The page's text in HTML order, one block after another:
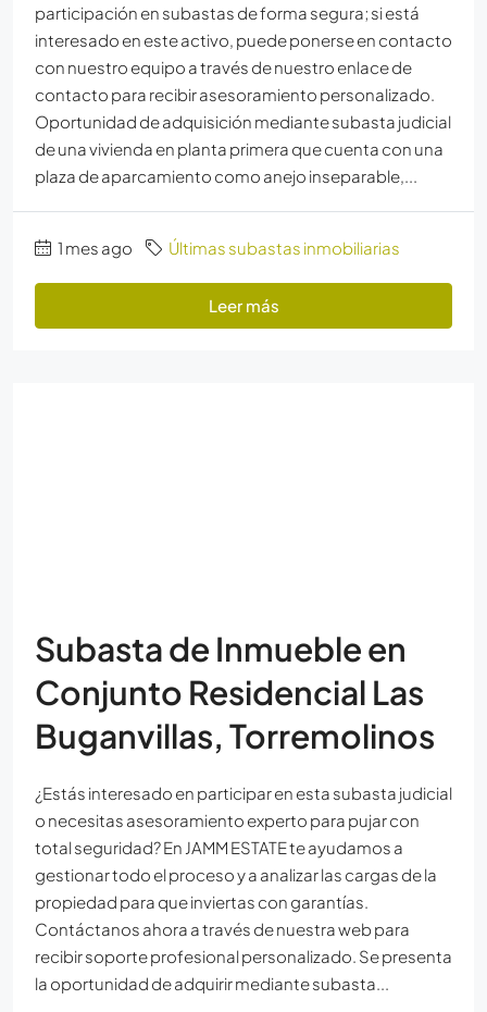
participación en subastas de forma segura; si está
interesado en este activo, puede ponerse en contacto
con nuestro equipo a través de nuestro enlace de
contacto para recibir asesoramiento personalizado.
Oportunidad de adquisición mediante subasta judicial
de una vivienda en planta primera que cuenta con una
plaza de aparcamiento como anejo inseparable,...
1 mes ago Últimas subastas inmobiliarias
Leer más
Subasta de Inmueble en
Conjunto Residencial Las
Buganvillas, Torremolinos
¿Estás interesado en participar en esta subasta judicial
o necesitas asesoramiento experto para pujar con
total seguridad? En JAMM ESTATE te ayudamos a
gestionar todo el proceso y a analizar las cargas de la
propiedad para que inviertas con garantías.
Contáctanos ahora a través de nuestra web para
recibir soporte profesional personalizado. Se presenta
la oportunidad de adquirir mediante subasta...